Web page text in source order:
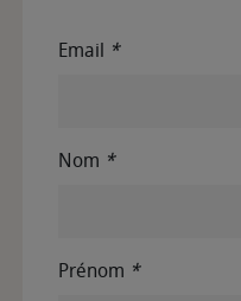
Email *
Nom *
Prénom *